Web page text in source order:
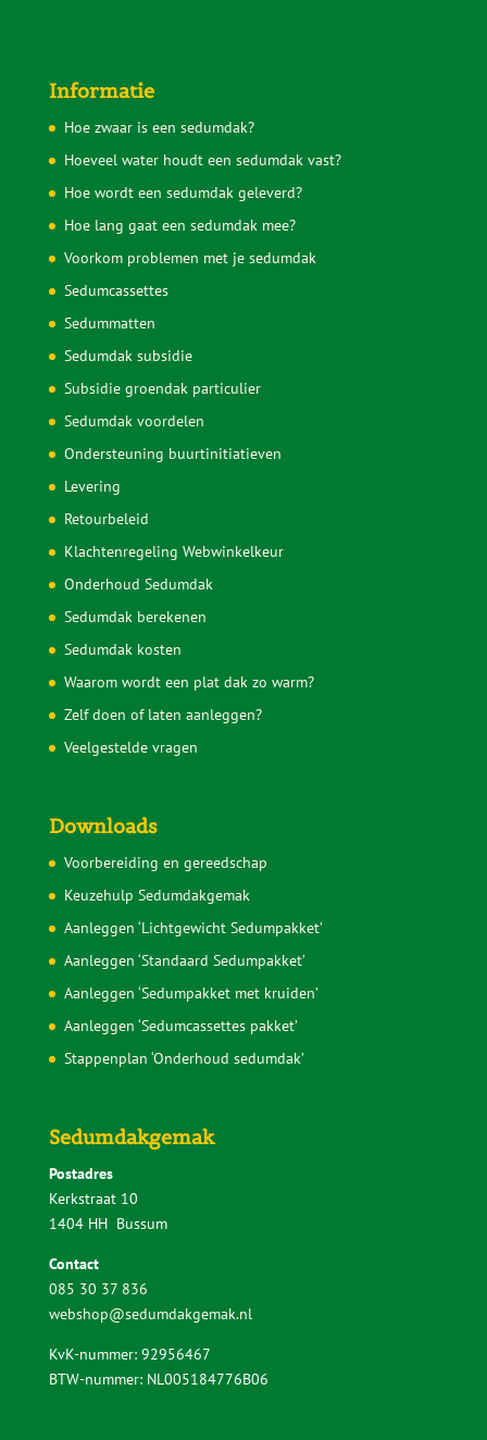
Informatie
Hoe zwaar is een sedumdak?
Hoeveel water houdt een sedumdak vast?
Hoe wordt een sedumdak geleverd?
Hoe lang gaat een sedumdak mee?
Voorkom problemen met je sedumdak
Sedumcassettes
Sedummatten
Sedumdak subsidie
Subsidie groendak particulier
Sedumdak voordelen
Ondersteuning buurtinitiatieven
Levering
Retourbeleid
Klachtenregeling Webwinkelkeur
Onderhoud Sedumdak
Sedumdak berekenen
Sedumdak kosten
Waarom wordt een plat dak zo warm?
Zelf doen of laten aanleggen?
Veelgestelde vragen
Downloads
Voorbereiding en gereedschap
Keuzehulp Sedumdakgemak
Aanleggen ‘Lichtgewicht Sedumpakket’
Aanleggen ‘Standaard Sedumpakket’
Aanleggen ‘Sedumpakket met kruiden’
Aanleggen ‘Sedumcassettes pakket’
Stappenplan ‘Onderhoud sedumdak’
Sedumdakgemak
Postadres
Kerkstraat 10
1404 HH Bussum
Contact
085 30 37 836
webshop@sedumdakgemak.nl
KvK-nummer: 92956467
BTW-nummer: NL005184776B06